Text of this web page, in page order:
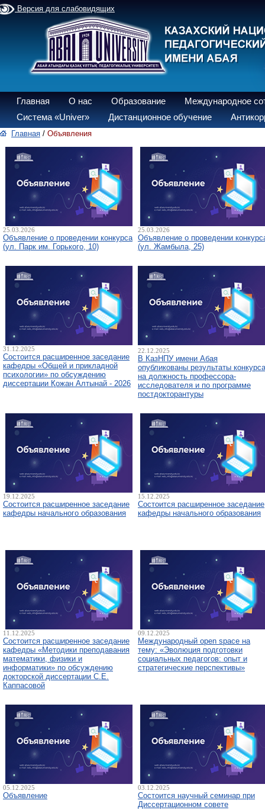
Версия для слабовидящих
Главная О нас Образование
Международное
Система «Univer»
Дистанционное обучение
Главная / Объявления
25.03.2026
Объявление о проведении конкурса
(ул. Парк им. Горького, 10)
25.03.2026
Объявление о проведении
(ул. Жамбыла, 25)
31.12.2025
Состоится расширенное заседание
кафедры «Общей и прикладной
психологии» по обсуждению
диссертации Қожан Алтынай - 2026
22.12.2025
В КазНПУ имени Абая
опубликованы результаты конкурса
на должность профессора-
исследователя и по программе
постдокторантуры
19.12.2025
Состоится расширенное заседание
кафедры начального образования
15.12.2025
Состоится расширенное заседание
кафедры начального образования
11.12.2025
Состоится расширенное заседание
кафедры «Методики преподавания
математики, физики и
информатики» по обсуждению
докторской диссертации С.Е.
Каппасовой
09.12.2025
Международный open space на
тему: «Эволюция подготовки
социальных педагогов: опыт и
стратегические перспективы»
05.12.2025
Объявление
03.12.2025
Состоится научный семинар при
Диссертационном совете